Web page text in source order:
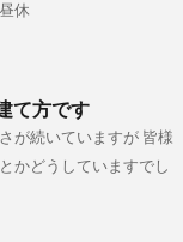
休
て方です
が続いていますが 皆様
かどうしていますでし